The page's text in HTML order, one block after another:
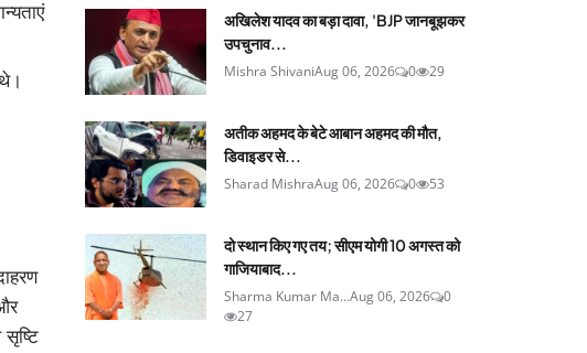
अखिलेश यादव का बड़ा दावा, 'BJP जानबूझकर
उपचुनाव...
Mishra ShivaniAug 06, 2026 0 29
अतीक अहमद के बेटे आबान अहमद की मौत,
डिवाइडर से...
Sharad MishraAug 06, 2026 0 53
दो स्थान किए गए तय; सीएम योगी 10 अगस्त को
गाजियाबाद...
Sharma Kumar Ma...Aug 06, 2026
0
27